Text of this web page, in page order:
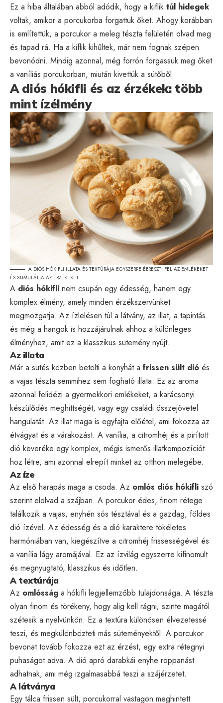
Ez a hiba általában abból adódik, hogy a kiflik túl hidegek
voltak, amikor a porcukorba forgattuk őket. Ahogy korábban
is említettük, a porcukor a meleg tészta felületén olvad meg
és tapad rá. Ha a kiflik kihűltek, már nem fognak szépen
bevonódni. Mindig azonnal, még forrón forgassuk meg őket
a vaníliás porcukorban, miután kivettük a sütőből.
A diós hókifli és az érzékek: több
mint ízélmény
A DIÓS HÓKIFLI ILLATA ÉS TEXTÚRÁJA EGYSZERRE ÉBRESZTI FEL AZ EMLÉKEKET
ÉS STIMULÁLJA AZ ÉRZÉKEKET.
A diós hókifli nem csupán egy édesség, hanem egy
komplex élmény, amely minden érzékszervünket
megmozgatja. Az ízlelésen túl a látvány, az illat, a tapintás
és még a hangok is hozzájárulnak ahhoz a különleges
élményhez, amit ez a klasszikus sütemény nyújt.
Az illata
Már a sütés közben betölti a konyhát a frissen sült dió és
a vajas tészta semmihez sem fogható illata. Ez az aroma
azonnal felidézi a gyermekkori emlékeket, a karácsonyi
készülődés meghittségét, vagy egy családi összejövetel
hangulatát. Az illat maga is egyfajta előétel, ami fokozza az
étvágyat és a várakozást. A vanília, a citromhéj és a pirított
dió keveréke egy komplex, mégis ismerős illatkompozíciót
hoz létre, ami azonnal elrepít minket az otthon melegébe.
Az íze
Az első harapás maga a csoda. Az omlós diós hókifli szó
szerint elolvad a szájban. A porcukor édes, finom rétege
találkozik a vajas, enyhén sós tésztával és a gazdag, földes
dió ízével. Az édesség és a dió karaktere tökéletes
harmóniában van, kiegészítve a citromhéj frissességével és
a vanília lágy aromájával. Ez az ízvilág egyszerre kifinomult
és megnyugtató, klasszikus és időtlen.
A textúrája
Az omlósság a hókifli legjellemzőbb tulajdonsága. A tészta
olyan finom és törékeny, hogy alig kell rágni; szinte magától
szétesik a nyelvünkön. Ez a textúra különösen élvezetessé
teszi, és megkülönbözteti más süteményektől. A porcukor
bevonat tovább fokozza ezt az érzést, egy extra rétegnyi
puhaságot adva. A dió apró darabkái enyhe roppanást
adhatnak, ami még izgalmasabbá teszi a szájérzetet.
A látványa
Egy tálca frissen sült, porcukorral vastagon meghintett